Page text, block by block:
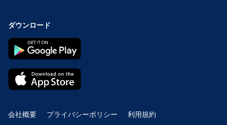
ダウンロード
会社概要 プライバシーポリシー 利用規約